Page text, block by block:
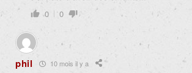
0 0
phil 10 mois il y a